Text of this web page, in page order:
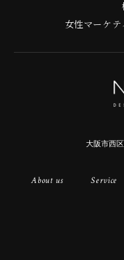
女性マーケ
大阪市西
About us Service